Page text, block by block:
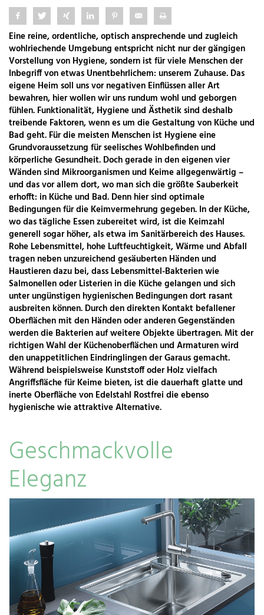
Eine reine, ordentliche, optisch ansprechende und zugleich
wohlriechende Umgebung entspricht nicht nur der gängigen
Vorstellung von Hygiene, sondern ist für viele Menschen der
Inbegriff von etwas Unentbehrlichem: unserem Zuhause. Das
eigene Heim soll uns vor negativen Einflüssen aller Art
bewahren, hier wollen wir uns rundum wohl und geborgen
fühlen. Funktionalität, Hygiene und Ästhetik sind deshalb
treibende Faktoren, wenn es um die Gestaltung von Küche und
Bad geht. Für die meisten Menschen ist Hygiene eine
Grundvoraussetzung für seelisches Wohlbefinden und
körperliche Gesundheit. Doch gerade in den eigenen vier
Wänden sind Mikroorganismen und Keime allgegenwärtig –
und das vor allem dort, wo man sich die größte Sauberkeit
erhofft: in Küche und Bad. Denn hier sind optimale
Bedingungen für die Keimvermehrung gegeben. In der Küche,
wo das tägliche Essen zubereitet wird, ist die Keimzahl
generell sogar höher, als etwa im Sanitärbereich des Hauses.
Rohe Lebensmittel, hohe Luftfeuchtigkeit, Wärme und Abfall
tragen neben unzureichend gesäuberten Händen und
Haustieren dazu bei, dass Lebensmittel-Bakterien wie
Salmonellen oder Listerien in die Küche gelangen und sich
unter ungünstigen hygienischen Bedingungen dort rasant
ausbreiten können. Durch den direkten Kontakt befallener
Oberflächen mit den Händen oder anderen Gegenständen
werden die Bakterien auf weitere Objekte übertragen. Mit der
richtigen Wahl der Küchenoberflächen und Armaturen wird
den unappetitlichen Eindringlingen der Garaus gemacht.
Während beispielsweise Kunststoff oder Holz vielfach
Angriffsfläche für Keime bieten, ist die dauerhaft glatte und
inerte Oberfläche von Edelstahl Rostfrei die ebenso
hygienische wie attraktive Alternative.
Geschmackvolle
Eleganz